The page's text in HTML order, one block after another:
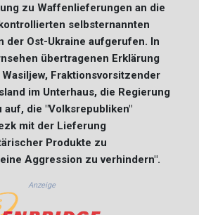
zu Waffenlieferungen an die
selbsternannten
der Ost-Ukraine aufgerufen. In
übertragenen Erklärung
Fraktionsvorsitzender
im Unterhaus, die Regierung
auf, die "Volksrepubliken"
mit der Lieferung
Produkte zu
Aggression zu verhindern".
Anzeige